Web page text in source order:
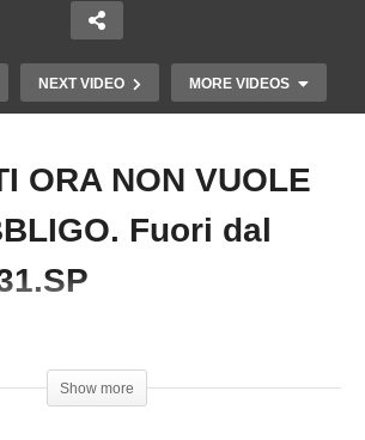
NEXT VIDEO MORE VIDEOS
Copy Embed Code
IN OSPEDALE. Fuori dal Virus
ORA NON VUOLE
Fuori dal
Show more